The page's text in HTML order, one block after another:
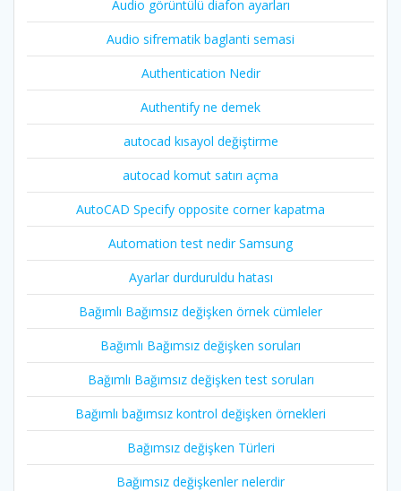
Audio görüntülü diafon ayarları
Audio sifrematik baglanti semasi
Authentication Nedir
Authentify ne demek
autocad kısayol değiştirme
autocad komut satırı açma
AutoCAD Specify opposite corner kapatma
Automation test nedir Samsung
Ayarlar durduruldu hatası
Bağımlı Bağımsız değişken örnek cümleler
Bağımlı Bağımsız değişken soruları
Bağımlı Bağımsız değişken test soruları
Bağımlı bağımsız kontrol değişken örnekleri
Bağımsız değişken Türleri
Bağımsız değişkenler nelerdir